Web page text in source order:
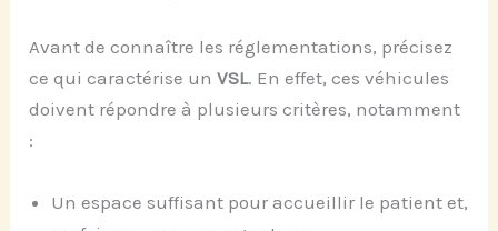
Avant de connaître les réglementations, précisez
ce qui caractérise unVSL. En effet, ces véhicules
doivent répondre à plusieurs critères, notamment
:
Un espace suffisant pour accueillir le patient et,